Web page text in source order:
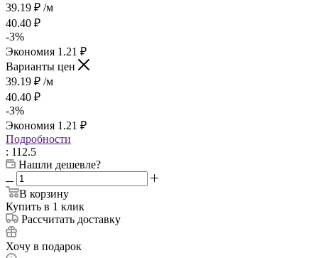
39.19 ₽ /м
40.40 ₽
-3%
Экономия 1.21 ₽
Варианты цен
39.19 ₽ /м
40.40 ₽
-3%
Экономия 1.21 ₽
Подробности
: 112.5
Нашли дешевле?
В корзину
Купить в 1 клик
Рассчитать доставку
Хочу в подарок